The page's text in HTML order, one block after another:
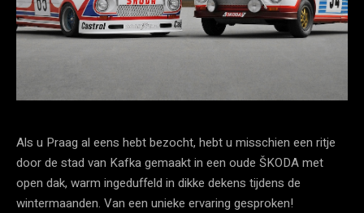
Als u Praag al eens hebt bezocht, hebt u misschien een ritje
door de stad van Kafka gemaakt in een oude ŠKODA met
open dak, warm ingeduffeld in dikke dekens tijdens de
wintermaanden. Van een unieke ervaring gesproken!